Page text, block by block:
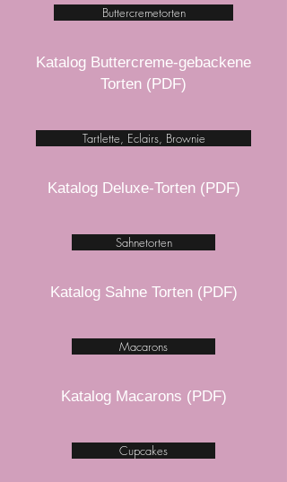
Buttercremetorten
Katalog Buttercreme-gebackene
Torten (PDF)
Tartlette, Eclairs, Brownie
Katalog Deluxe-Torten (PDF)
Sahnetorten
Katalog Sahne Torten (PDF)
Macarons
Katalog Macarons (PDF)
Cupcakes